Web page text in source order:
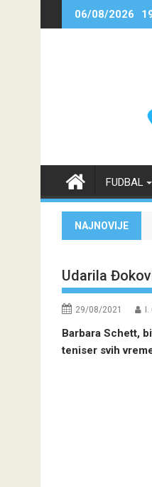
06/08/2026
FUDBAL
NAJNOVIJE
Udarila
29/08/2021
Barbara Schett,
teniser svih